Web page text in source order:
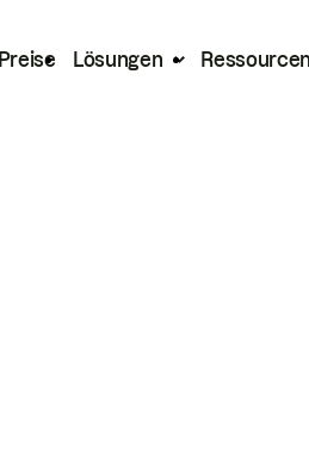
Preise Lösungen Ressourcen